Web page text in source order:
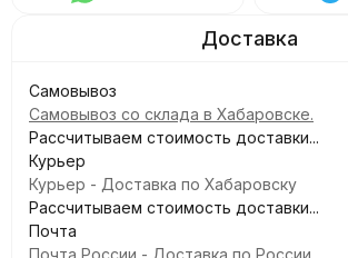
Самовывоз
Самовывоз со склада в Хабаровске.
Рассчитываем стоимость доставки...
Курьер
Курьер - Доставка по Хабаровску
Рассчитываем стоимость доставки...
Почта
Почта России - Доставка по России